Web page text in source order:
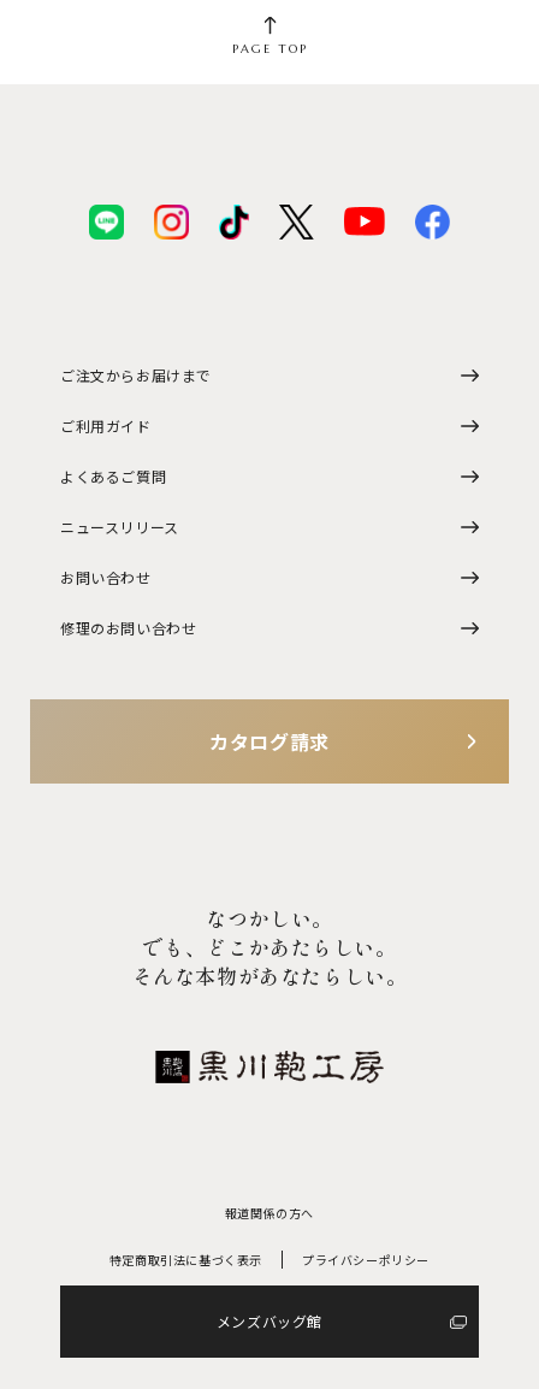
PAGE TOP
ご注文からお届けまで
ご利用ガイド
よくあるご質問
ニュースリリース
お問い合わせ
修理のお問い合わせ
カタログ請求
なつかしい。
でも、どこかあたらしい。
そんな本物があなたらしい。
報道関係の方へ
特定商取引法に基づく表示 プライバシーポリシー
メンズバッグ館